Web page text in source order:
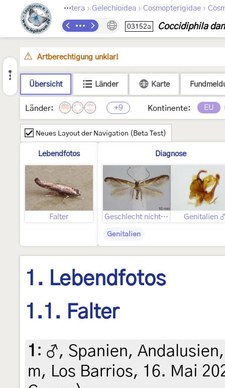
Lepidoptera › Gelechioidea › Cosmopterigidae ›
03152a Coccidiphila
Artberechtigung unklar!
Übersicht Länder Karte
Länder: +9 Kontinente: EU
Neues Layout der Navigation (Beta Test)
Lebendfotos
Falter
Diagnose
Geschlecht nicht bestimmt Genitalien
Genitalien
1. Lebendfotos
1.1. Falter
1 : ♂, Spanien,
m, Los Barrios, 16. Mai